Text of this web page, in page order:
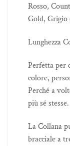
Rosso,
Gold, Grigio
Lunghezza
Perfetta per
colore,
Perché a
più sé
La Collana
bracciale a